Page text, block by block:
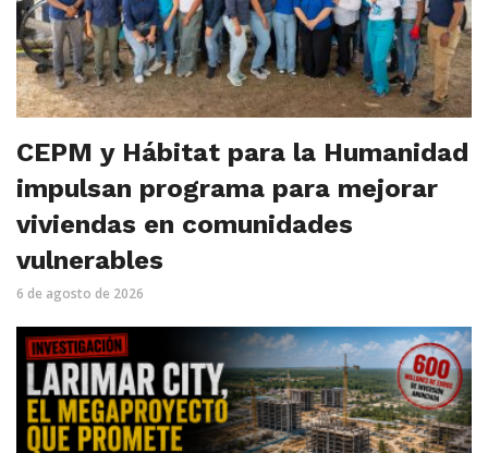
CEPM y Hábitat para la Humanidad
impulsan programa para mejorar
viviendas en comunidades
vulnerables
6 de agosto de 2026